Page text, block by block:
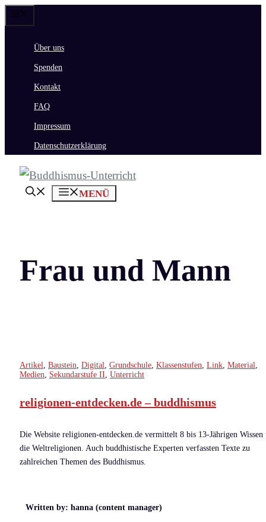
Zum
springenÜber uns
Spenden
Kontakt
FAQ
Impressum
Datenschutzerklärung
MENÜ
Frau und Mann
Artikel Baustein Digital Grundschule Klassenstufen Link Material
Medien
Sekundarstufe II Unterricht
religionen-entdecken.de – buddhismus
Die Website religionen-entdecken.de vermittelt 8 bis 13-Jährigen Wissen
die Weltreligionen. Auch buddhistische Experten verfassten Texte zu
zahlreichen Themen des Buddhismus.
Written by: hanna (content manager)